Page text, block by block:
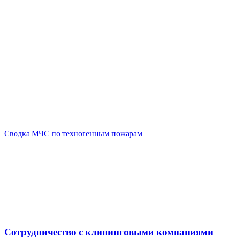
Сводка МЧС по техногенным пожарам
Сотрудничество с клининговыми компаниями